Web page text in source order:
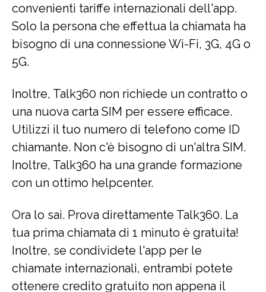
convenienti tariffe internazionali dell'app.
Solo la persona che effettua la chiamata ha
bisogno di una connessione Wi-Fi, 3G, 4G o
5G.
Inoltre, Talk360 non richiede un contratto o
una nuova carta SIM per essere efficace.
Utilizzi il tuo numero di telefono come ID
chiamante. Non c'è bisogno di un'altra SIM.
Inoltre, Talk360 ha una grande formazione
con un ottimo helpcenter.
Ora lo sai. Prova direttamente Talk360. La
tua prima chiamata di 1 minuto è gratuita!
Inoltre, se condividete l'app per le
chiamate internazionali, entrambi potete
ottenere credito gratuito non appena il